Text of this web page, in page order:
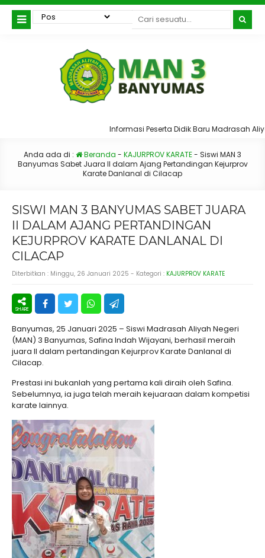
Informasi Peserta Didik Baru Madrasah
Anda ada di : Beranda - KAJURPROV KARATE- Siswi MAN 3
Banyumas Sabet Juara II dalam Ajang Pertandingan Kejurprov
Karate Danlanal di Cilacap
SISWI MAN 3 BANYUMAS SABET JUARA
II DALAM AJANG PERTANDINGAN
KEJURPROV KARATE DANLANAL DI
CILACAP
Diterbitkan : Minggu, 26 Januari 2025 - Kategori : KAJURPROV KARATE
Banyumas, 25 Januari 2025 – Siswi Madrasah Aliyah Negeri
(MAN) 3 Banyumas, Safina Indah Wijayani, berhasil meraih
juara II dalam pertandingan Kejurprov Karate Danlanal di
Cilacap.
Prestasi ini bukanlah yang pertama kali diraih oleh Safina.
Sebelumnya, ia juga telah meraih kejuaraan dalam kompetisi
karate lainnya.